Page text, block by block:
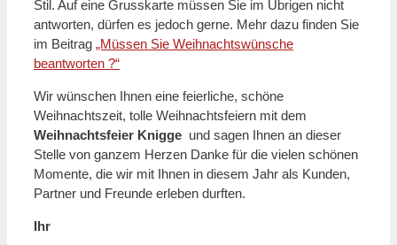
Stil. Auf eine Grusskarte müssen Sie im Übrigen nicht
antworten, dürfen es jedoch gerne. Mehr dazu finden Sie
im Beitrag „Müssen Sie Weihnachtswünsche
beantworten ?“
Wir wünschen Ihnen eine feierliche, schöne
Weihnachtszeit, tolle Weihnachtsfeiern mit dem
Weihnachtsfeier Knigge und sagen Ihnen an dieser
Stelle von ganzem Herzen Danke für die vielen schönen
Momente, die wir mit Ihnen in diesem Jahr als Kunden,
Partner und Freunde erleben durften.
Ihr